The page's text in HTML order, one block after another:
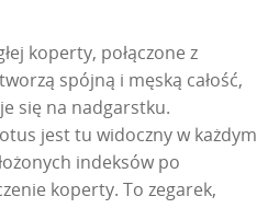
koperty, połączone z
spójną i męską całość,
się na nadgarstku.
jest tu widoczny w każdym
indeksów po
koperty. To zegarek,